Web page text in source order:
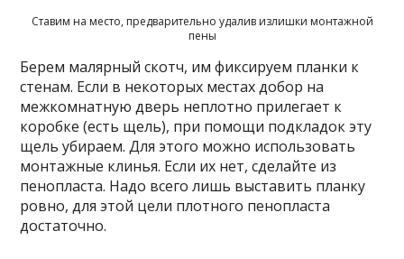
Ставим на место, предварительно удалив излишки монтажной
пены
Берем малярный скотч, им фиксируем планки к
стенам. Если в некоторых местах добор на
межкомнатную дверь неплотно прилегает к
коробке (есть щель), при помощи подкладок эту
щель убираем. Для этого можно использовать
монтажные клинья. Если их нет, сделайте из
пенопласта. Надо всего лишь выставить планку
ровно, для этой цели плотного пенопласта
достаточно.